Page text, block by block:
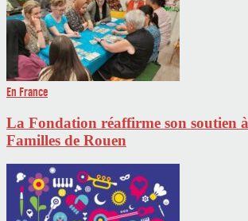
En France
La Fondation réaffirme son soutien
Familles de Rouen